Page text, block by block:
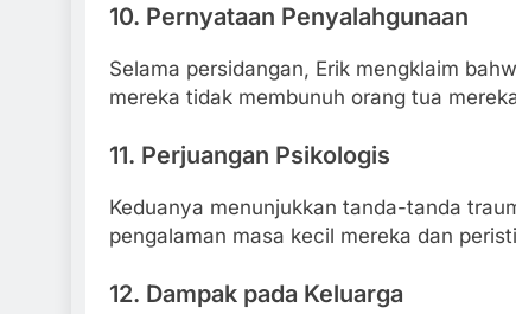
10. Pernyataan Penyalahgunaan
Selama persidangan, Erik mengklaim
mereka tidak membunuh orang tua
11. Perjuangan Psikologis
Keduanya menunjukkan tanda-tanda
pengalaman masa kecil mereka dan
12. Dampak pada Keluarga